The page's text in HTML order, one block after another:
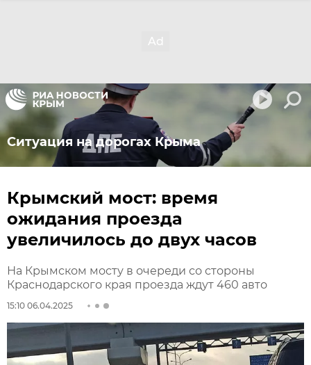
Ситуация на дорогах Крыма
Крымский мост: время
ожидания проезда
увеличилось до двух часов
На Крымском мосту в очереди со стороны
Краснодарского края проезда ждут 460 авто
15:10 06.04.2025